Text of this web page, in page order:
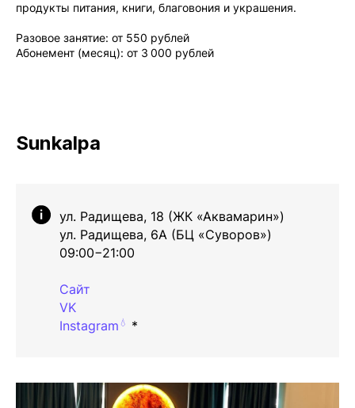
продукты питания, книги, благовония и украшения.
Разовое занятие: от 550 рублей
Абонемент (месяц): от 3 000 рублей
Sunkalpa
ул. Радищева, 18 (ЖК «Аквамарин»)
ул. Радищева, 6А (БЦ «Суворов»)
09:00−21:00
Сайт
VK
Instagram 💧 *